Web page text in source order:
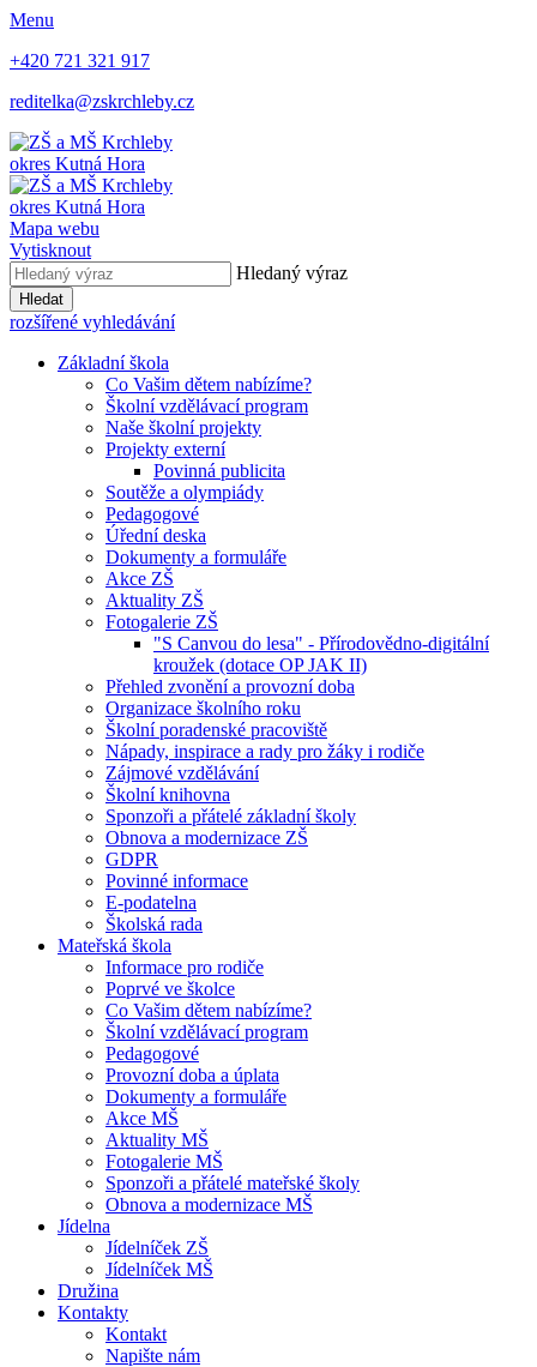
Menu
+420 721 321 917
reditelka@zskrchleby.cz
okres Kutná Hora
okres Kutná Hora
Mapa webu
Vytisknout
Hledaný výraz
Hledat
rozšířené vyhledávání
Základní škola
Co Vašim dětem nabízíme?
Školní vzdělávací program
Naše školní projekty
Projekty externí
Povinná publicita
Soutěže a olympiády
Pedagogové
Úřední deska
Dokumenty a formuláře
Akce ZŠ
Aktuality ZŠ
Fotogalerie ZŠ
"S Canvou do lesa" - Přírodovědno-digitální
kroužek (dotace OP JAK II)
Přehled zvonění a provozní doba
Organizace školního roku
Školní poradenské pracoviště
Nápady, inspirace a rady pro žáky i rodiče
Zájmové vzdělávání
Školní knihovna
Sponzoři a přátelé základní školy
Obnova a modernizace ZŠ
GDPR
Povinné informace
E-podatelna
Školská rada
Mateřská škola
Informace pro rodiče
Poprvé ve školce
Co Vašim dětem nabízíme?
Školní vzdělávací program
Pedagogové
Provozní doba a úplata
Dokumenty a formuláře
Akce MŠ
Aktuality MŠ
Fotogalerie MŠ
Sponzoři a přátelé mateřské školy
Obnova a modernizace MŠ
Jídelna
Jídelníček ZŠ
Jídelníček MŠ
Družina
Kontakty
Kontakt
Napište nám